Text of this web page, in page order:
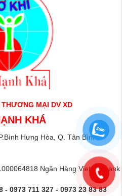
MẠI DV XD
KHÁ
Hưng Hòa, Q. Tân Bình,
Ngân Hàng Vietcombank
- 0973 711 327 - 0973 23 83 83